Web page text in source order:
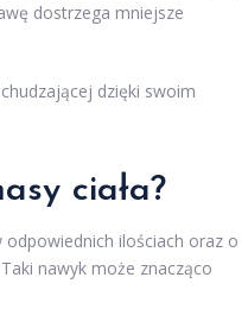
dostrzega mniejsze
dzięki swoim
ciała?
ilościach oraz o
nawyk może znacząco